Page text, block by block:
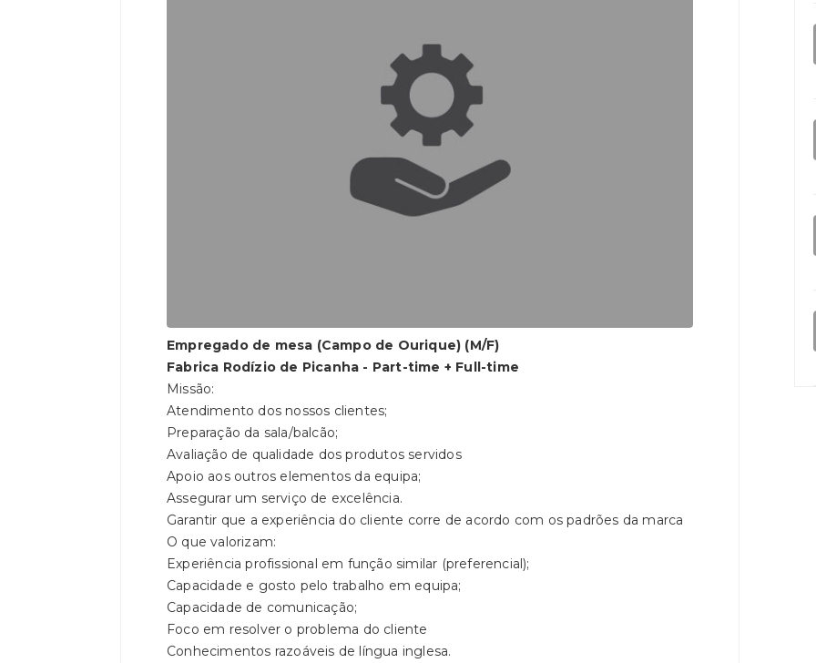
Empregado de mesa (Campo de Ourique) (M/F)
Fabrica Rodízio de Picanha - Part-time + Full-time
Missão:
Atendimento dos nossos clientes;
Preparação da sala/balcão;
Avaliação de qualidade dos produtos servidos
Apoio aos outros elementos da equipa;
Assegurar um serviço de excelência.
Garantir que a experiência do cliente corre de acordo com os padrões da marca
O que valorizam:
Experiência profissional em função similar (preferencial);
Capacidade e gosto pelo trabalho em equipa;
Capacidade de comunicação;
Foco em resolver o problema do cliente
Conhecimentos razoáveis de língua inglesa.